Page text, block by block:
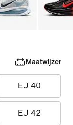
Maatwijzer
EU 40
EU 42